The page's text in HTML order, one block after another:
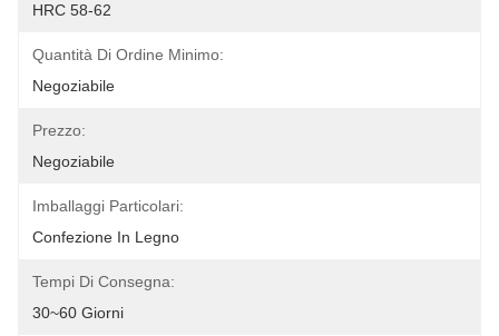
HRC 58-62
Quantità Di Ordine Minimo:
Negoziabile
Prezzo:
Negoziabile
Imballaggi Particolari:
Confezione In Legno
Tempi Di Consegna:
30~60 Giorni